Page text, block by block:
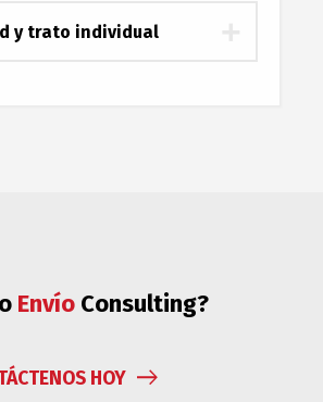
y trato individual
BienesConsulting?
HOY